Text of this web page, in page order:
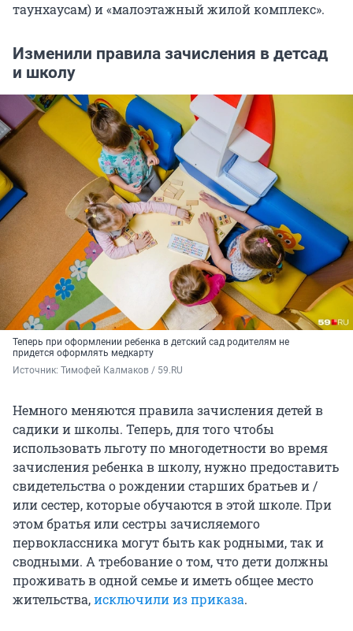
таунхаусам) и «малоэтажный жилой комплекс».
Изменили правила зачисления в детсад
и школу
Теперь при оформлении ребенка в детский сад родителям не
придется оформлять медкарту
Источник: Тимофей Калмаков / 59.RU
Немного меняются правила зачисления детей в
садики и школы. Теперь, для того чтобы
использовать льготу по многодетности во время
зачисления ребенка в школу, нужно предоставить
свидетельства о рождении старших братьев и /
или сестер, которые обучаются в этой школе. При
этом братья или сестры зачисляемого
первоклассника могут быть как родными, так и
сводными. А требование о том, что дети должны
проживать в одной семье и иметь общее место
жительства,исключили из приказа.